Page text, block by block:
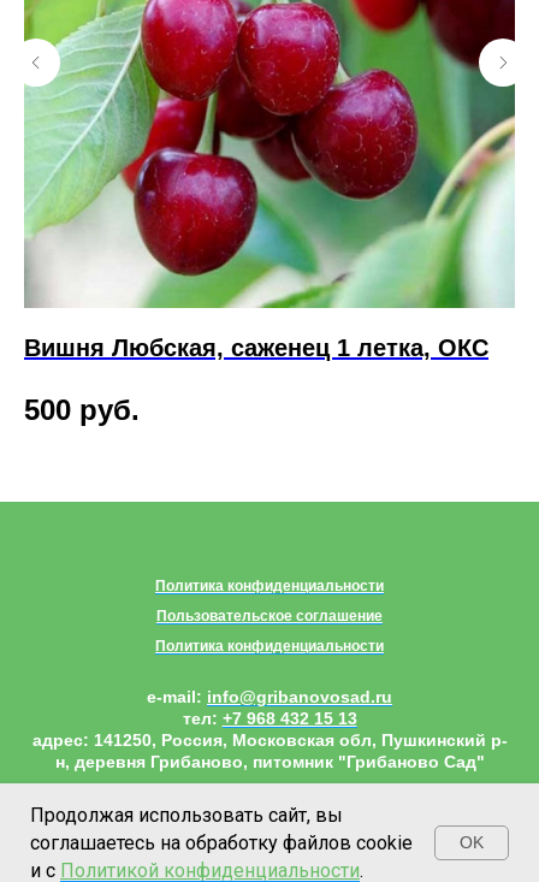
КАТАЛОГ ЛК ДОСТАВКА КОНТАКТЫ
Вишня Любская, саженец 1 летка, ОКС
500 руб.
Политика конфиденциальности
Пользовательское соглашение
Политика конфиденциальности
e-mail: info@gribanovosad.ru
тел: +7 968 432 15 13
адрес: 141250, Россия, Московская обл, Пушкинский р-
н, деревня Грибаново, питомник "Грибаново Сад"
Наверх
Продолжая использовать сайт, вы
соглашаетесь на обработку файлов cookie
и с Политикой конфиденциальности.
OK